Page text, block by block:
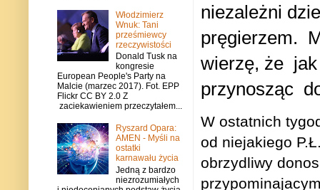
niezależni
pręgierzem.
wierzę, że jak
przynosząc
W ostatnich
od niejakiego
obrzydliwy
Włodzimierz
Wnuk: Tani
prześmiewcy
rzeczywistości
Donald Tusk na
kongresie
European People's Party na
Malcie (marzec 2017). Fot. EPP
Flickr CC BY 2.0 Z
zaciekawieniem przeczytałem...
Ryszard Opara:
AMEN - Myśli na
ostatki
karnawału życia
Jedną z bardzo
niezrozumiałych